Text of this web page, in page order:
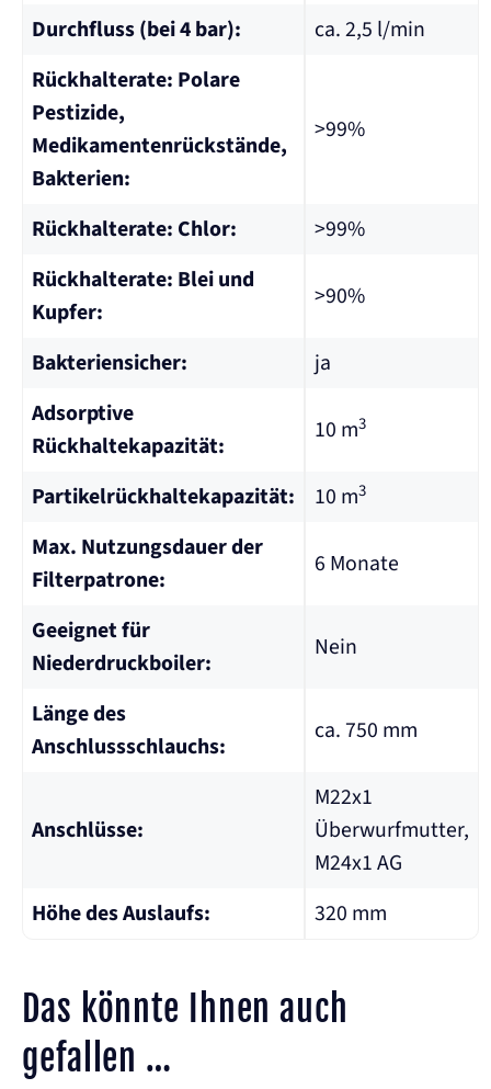
Durchfluss (bei 4 bar):
ca. 2,5 l/min
Rückhalterate: Polare
Pestizide,
Medikamentenrückstände,
Bakterien:
>99%
Rückhalterate: Chlor:
>99%
Rückhalterate: Blei und
Kupfer:
>90%
Bakteriensicher:
ja
Adsorptive
Rückhaltekapazität:
10 m3
Partikelrückhaltekapazität: 10 m3
Max. Nutzungsdauer der
Filterpatrone:
6 Monate
Geeignet für
Niederdruckboiler:
Nein
Länge des
Anschlussschlauchs:
ca. 750 mm
Anschlüsse:
M22x1
Überwurfmutter,
M24x1 AG
Höhe des Auslaufs:
320 mm
Das könnte Ihnen auch
gefallen …